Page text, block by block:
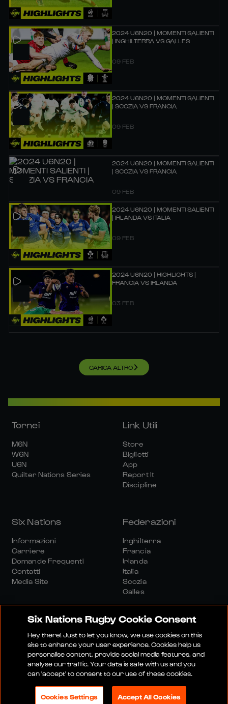
2024 U6N20 | MOMENTI SALIENTI
| INGHILTERRA VS GALLES
09 FEB
2024 U6N20 | MOMENTI SALIENTI
| SCOZIA VS FRANCIA
09 FEB
2024 U6N20 | MOMENTI SALIENTI
| SCOZIA VS FRANCIA
09 FEB
2024 U6N20 | MOMENTI SALIENTI
| IRLANDA VS ITALIA
09 FEB
2024 U6N20 | HIGHLIGHTS |
FRANCIA VS IRLANDA
03 FEB
CARICA ALTRO
Tornei
M6N
W6N
U6N
Quilter Nations Series
Link Utili
Store
Biglietti
App
Report It
Discipline
Six Nations
Informazioni
Carriere
Domande Frequenti
Contatti
Media Site
Federazioni
Inghilterra
Francia
Irlanda
Italia
Scozia
Galles
Sito Media Termini E Condizioni
Politica Sulla RiservatezzaInformativa Sui Cookie
Politica Sociale E Digitale
Six Nations Rugby Cookie Consent
Hey there! Just to let you know, we use cookies on this
site to enhance your user experience. Cookies help us
personalise content, provide social media features, and
analyse our traffic. Your data is safe with us and you
can 'accept' to consent to our use of these cookies.
Cookies Settings Accept All Cookies